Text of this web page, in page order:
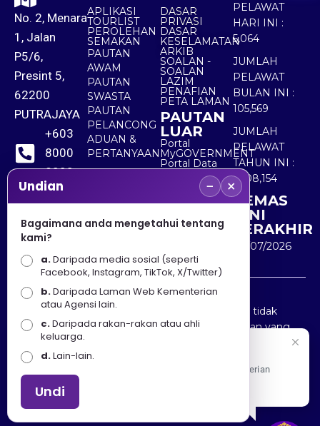
No. 2, Menara
1, Jalan
P5/6,
Presint 5,
62200
PUTRAJAYA
+603
8000
8000
+603
8891
7100
APLIKASI
TOURLIST
PEROLEHAN
SEMAKAN
PAUTAN
AWAM
PAUTAN
SWASTA
PAUTAN
PELANCONG
ADUAN &
PERTANYAAN
DASAR
PRIVASI
DASAR
KESELAMATAN
ARKIB
SOALAN -
SOALAN
LAZIM
PENAFIAN
PETA LAMAN
PAUTAN
LUAR
Portal
MyGOVERNMENT
Portal Data
Terbuka
Sektor Awam
PELAWAT
HARI INI :
5,064
JUMLAH
PELAWAT
BULAN INI :
105,569
JUMLAH
PELAWAT
TAHUN INI :
5,508,154
KEMAS
KINI
TERAKHIR
30/07/2026
Penafian : Kerajaan Malaysia dan Kementerian
Pelancongan Seni dan Budaya (MOTAC) adalah tidak
bertanggungjawab atas kehilangan atau kerugian yang
disebabkan oleh penggunaan mana-mana maklumat
yang diperolehi dari portal ini.
Hakcipta © 2025 KEMENTERIAN PELANCONGAN SENI
DAN BUDAYA. | Hak Cipta Terpelihara.
Undian − ×
Bagaimana anda mengetahui tentang
kami?
a.Daripada media sosial (seperti
Facebook, Instagram, TikTok, X/Twitter)
b.Daripada Laman Web Kementerian
atau Agensi lain.
c.Daripada rakan-rakan atau ahli
keluarga.
d.Lain-lain.
Undi
Apa Khabar! Selamat datang ke Portal Rasmi Kementerian
Pelancongan, Seni dan Budaya